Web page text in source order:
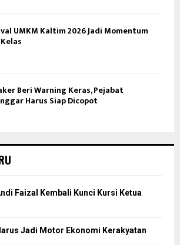
UMKM Kaltim 2026 Jadi Momentum
Beri Warning Keras, Pejabat
Harus Siap Dicopot
Faizal Kembali Kunci Kursi Ketua
Jadi Motor Ekonomi Kerakyatan